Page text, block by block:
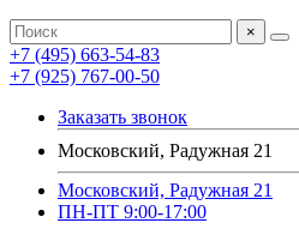
×
+7 (495) 663-54-83
+7 (925) 767-00-50
Заказать звонок
Московский, Радужная 21
Московский, Радужная 21
ПН-ПТ 9:00-17:00